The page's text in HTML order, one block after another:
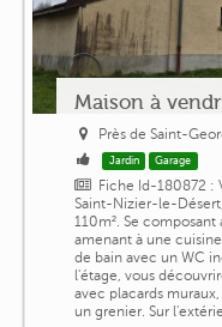
Maison à
Près de Saint-
Jardin Garage
Fiche Id-180872 :
Saint-Nizier-le-
110m². Se
amenant à une
de bain avec un WC
l'étage, vous
avec placards
un grenier. Sur